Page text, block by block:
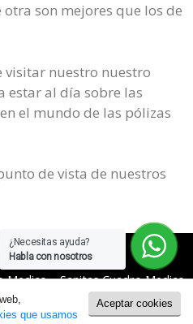
¿Necesitas ayuda?
Habla con nosotros
son mejores que los de
visitar nuestro nuestro
estar al día sobre las
el mundo de las pólizas
de vista de nuestros
Medico»Sanitas Cuadro Medico
cuadro médico Córdoba
de Cookies|Política de Privacidad
Aceptar cookies
que usamos